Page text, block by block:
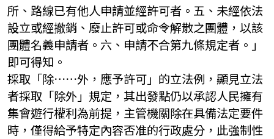
所、路線已有他人申請並經許可者。五、未經依法
設立或經撤銷、廢止許可或命令解散之團體，以該
團體名義申請者。六、申請不合第九條規定者。」
即可得知。
採取「除⋯⋯外，應予許可」的立法例，顯見立法
者採取「除外」規定，其出發點仍以承認人民擁有
集會遊行權利為前提，主管機關除在具備法定要件
時，僅得給予特定內容否准的行政處分，此強制性